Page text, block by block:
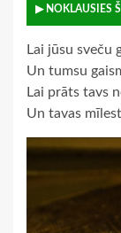
▶ NOKLAUSIES
Lai jūsu sveču
Un tumsu
Lai prāts tavs
Un tavas